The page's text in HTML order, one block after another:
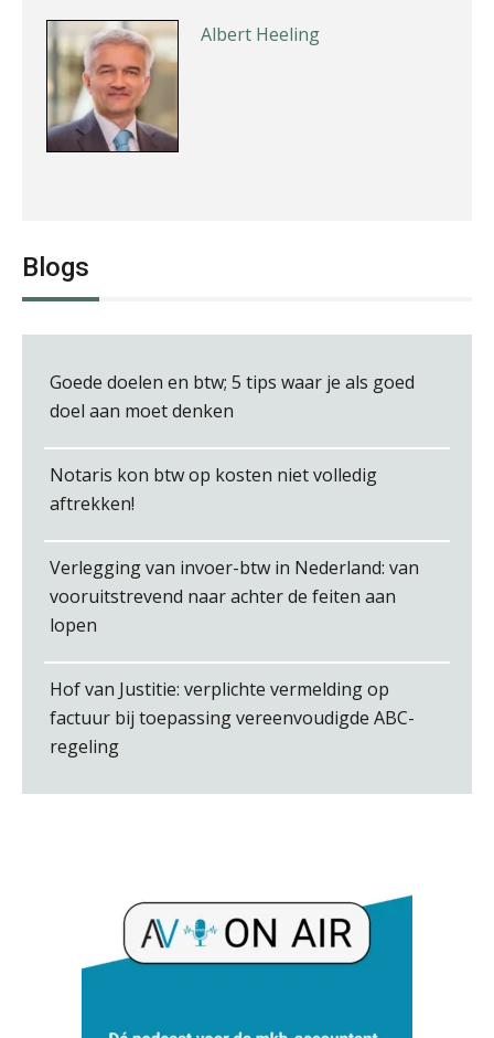
Albert Heeling
Derwish Rosalia
Winfred Merkus
Matthijs van Keulen
Blogs
Goede doelen en btw; 5 tips waar je als goed
doel aan moet denken
Notaris kon btw op kosten niet volledig
aftrekken!
Verlegging van invoer-btw in Nederland: van
vooruitstrevend naar achter de feiten aan
lopen
Hof van Justitie: verplichte vermelding op
factuur bij toepassing vereenvoudigde ABC-
regeling